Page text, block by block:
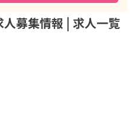
募集情報 | 求人一覧